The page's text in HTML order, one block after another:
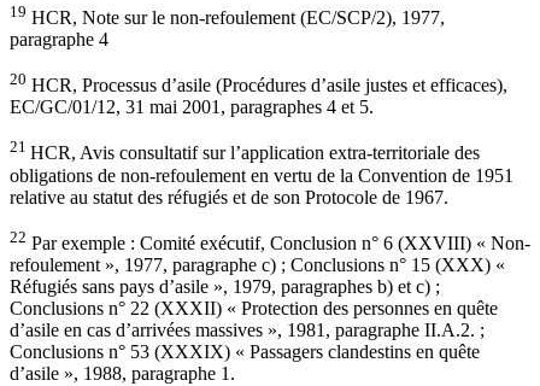
19 HCR, Note sur le non-refoulement (EC/SCP/2), 1977,
paragraphe 4
20 HCR, Processus d’asile (Procédures d’asile justes et efficaces),
EC/GC/01/12, 31 mai 2001, paragraphes 4 et 5.
21 HCR, Avis consultatif sur l’application extra-territoriale des
obligations de non-refoulement en vertu de la Convention de 1951
relative au statut des réfugiés et de son Protocole de 1967.
22 Par exemple : Comité exécutif, Conclusion n° 6 (XXVIII) « Non-
refoulement », 1977, paragraphe c) ; Conclusions n° 15 (XXX) «
Réfugiés sans pays d’asile », 1979, paragraphes b) et c) ;
Conclusions n° 22 (XXXII) « Protection des personnes en quête
d’asile en cas d’arrivées massives », 1981, paragraphe II.A.2. ;
Conclusions n° 53 (XXXIX) « Passagers clandestins en quête
d’asile », 1988, paragraphe 1.